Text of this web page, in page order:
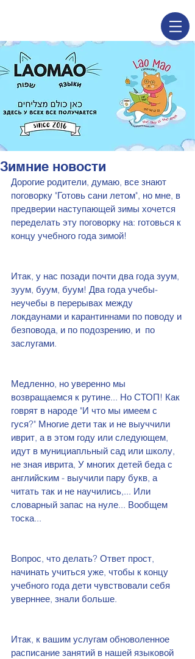
Зимние новости
Дорогие родители, думаю, все знают
поговорку "Готовь сани летом", но мне, в
предверии наступающей зимы хочется
переделать эту поговорку на: готовься к
концу учебного года зимой!
Итак, у нас позади почти два года зуум,
зуум, буум, буум! Два года учебы-
неучебы в перерывах между
локдаунами и карантиннами по поводу и
безповода, и по подозрению, и  по
заслугами.
Медленно, но уверенно мы
возвращаемся к рутине... Но СТОП! Как
говрят в народе "И что мы имеем с
гуся?" Многие дети так и не выуччили
иврит, а в этом году или следующем,
идут в мунициапльный сад или школу,
не зная иврита, У многих детей беда с
английским - выучили пару букв, а
читать так и не научились,... Или
словарный запас на нуле... Вообщем
тоска...
Вопрос, что делать? Ответ прост,
начинать учиться уже, чтобы к концу
учебного года дети чувствовали себя
уверннее, знали больше.
Итак, к вашим услугам обноволенное
расписание занятий в нашей языковой